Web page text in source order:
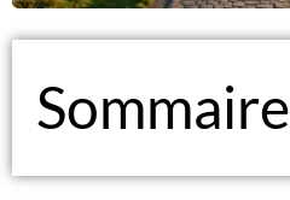
Sommaire